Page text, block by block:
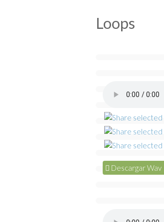
Loops
Descargar Wav